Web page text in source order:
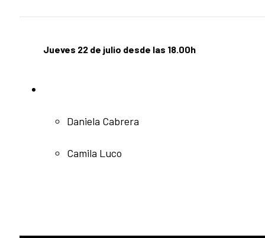
Jueves 22 de julio desde las 18.00h
Daniela Cabrera
Camila Luco